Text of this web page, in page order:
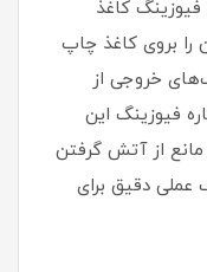
کاغذ
را بروی کاغذ چاپ
خروجی از
فیوزینگ این
از آتش گرفتن
دقیق برای